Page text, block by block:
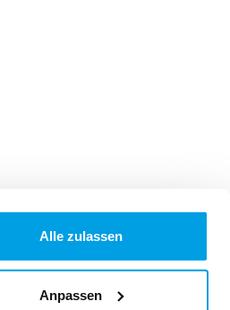
Alle zulassen
Anpassen